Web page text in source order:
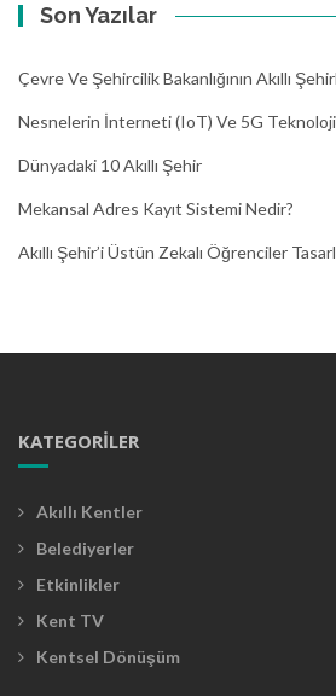
Son Yazılar
Çevre Ve Şehircilik Bakanlığının Akıllı
Nesnelerin İnterneti (IoT) Ve 5G
Dünyadaki 10 Akıllı Şehir
Mekansal Adres Kayıt Sistemi Nedir?
Akıllı Şehir’i Üstün Zekalı Öğrenciler
KATEGORILER
Akıllı Kentler
Belediyerler
Etkinlikler
Kent TV
Kentsel Dönüşüm